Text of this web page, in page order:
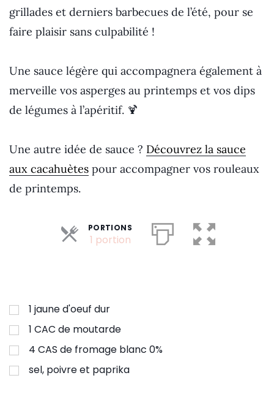
grillades et derniers barbecues de l’été, pour se
faire plaisir sans culpabilité !
Une sauce légère qui accompagnera également à
merveille vos asperges au printemps et vos dips
de légumes à l’apéritif. 🍹
Une autre idée de sauce ? Découvrez la sauce
aux cacahuètes pour accompagner vos rouleaux
de printemps.
PORTIONS
1 portionParts
1 jaune d'oeuf dur
1 CAC de moutarde
4 CAS de fromage blanc 0%
sel, poivre et paprika